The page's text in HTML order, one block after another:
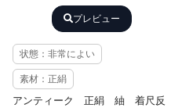
プレビュー
状態：非常によい
素材：正絹
アンティーク 正絹 紬 着尺反